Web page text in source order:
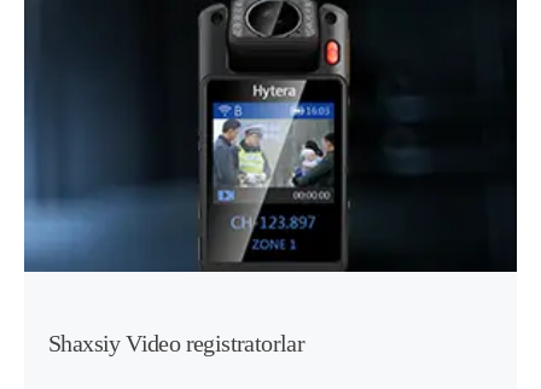
Shaxsiy Video registratorlar